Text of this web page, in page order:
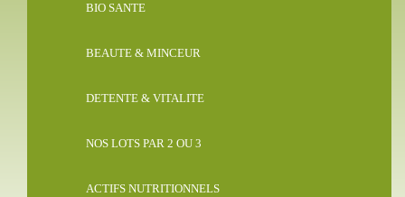
BIO SANTE
BEAUTE & MINCEUR
DETENTE & VITALITE
NOS LOTS PAR 2 OU 3
ACTIFS NUTRITIONNELS